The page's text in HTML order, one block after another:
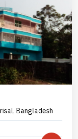
Bangladesh